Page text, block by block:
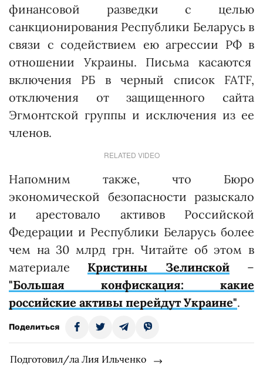
финансовой разведки с целью
санкционирования Республики Беларусь в
связи с содействием ею агрессии РФ в
отношении Украины. Письма касаются
включения РБ в черный список FATF,
отключения от защищенного сайта
Эгмонтской группы и исключения из ее
членов.
RELATED VIDEO
Напомним также, что Бюро
экономической безопасности разыскало
и арестовало активов Российской
Федерации и Республики Беларусь более
чем на 30 млрд грн. Читайте об этом в
материале Кристины Зелинской–
"Большая конфискация: какие
российские активы перейдут Украине".
Поделиться
Подготовил/ла Лия Ильченко